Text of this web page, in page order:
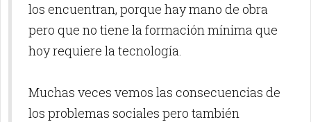
los encuentran, porque hay mano de obra
pero que no tiene la formación mínima que
hoy requiere la tecnología.
Muchas veces vemos las consecuencias de
los problemas sociales pero también